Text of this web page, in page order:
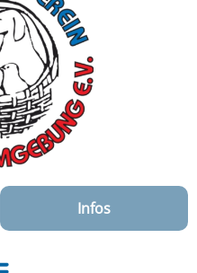
Infos